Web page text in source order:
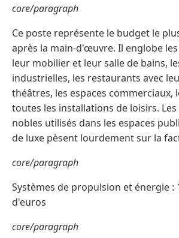
core/paragraph
Ce poste représente le budget le
après la main-d'œuvre. Il englobe les
leur mobilier et leur salle de bains,
industrielles, les restaurants avec
théâtres, les espaces commerciaux,
toutes les installations de loisirs.
nobles utilisés dans les espaces
de luxe pèsent lourdement sur la
core/paragraph
Systèmes de propulsion et énergie :
d'euros
core/paragraph